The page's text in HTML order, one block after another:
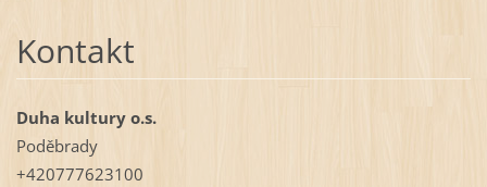
Kontakt
Duha kultury o.s.
Poděbrady
+420777623100